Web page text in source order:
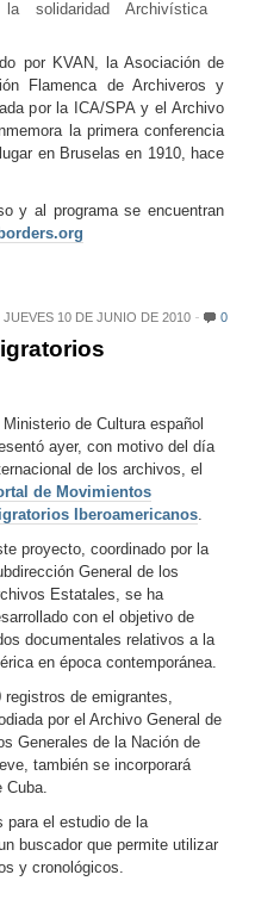
solidaridad Archivística
por KVAN, la Asociación de
Flamenca de Archiveros y
por la ICA/SPA y el Archivo
la primera conferencia
en Bruselas en 1910, hace
y al programa se encuentran
JUEVES 10 DE JUNIO DE 2010 0
Ministerio de Cultura español
ayer, con motivo del día
de los archivos, el
de Movimientos
Iberoamericanos.
proyecto, coordinado por la
General de los
Estatales, se ha
con el objetivo de
documentales relativos a la
en época contemporánea.
de emigrantes,
por el Archivo General de
Generales de la Nación de
también se incorporará
Cuba.
para el estudio de la
buscador que permite utilizar
y cronológicos.